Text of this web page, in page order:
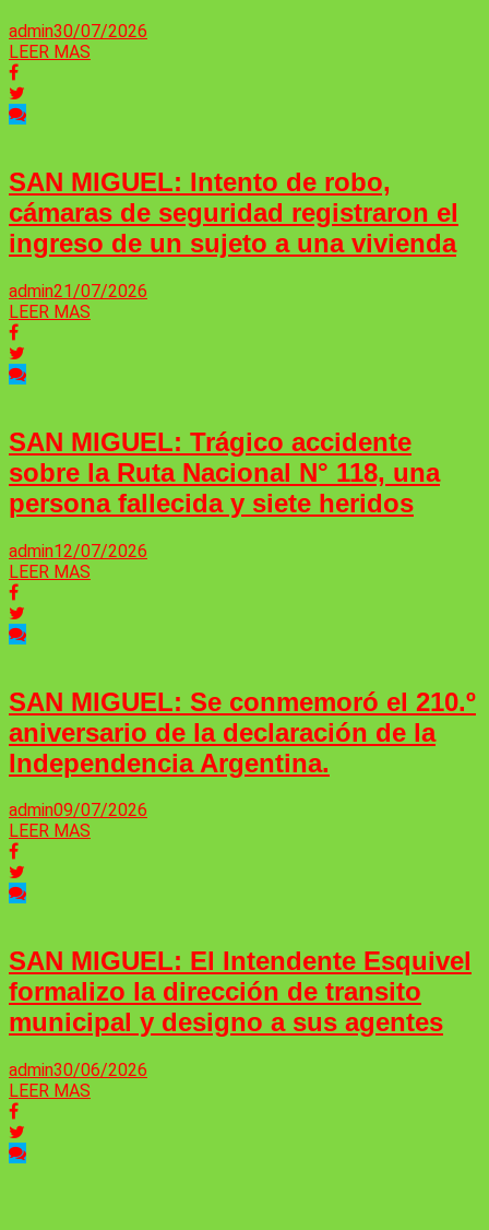
admin30/07/2026
LEER MAS
SAN MIGUEL: Intento de robo,
cámaras de seguridad registraron el
ingreso de un sujeto a una vivienda
admin21/07/2026
LEER MAS
SAN MIGUEL: Trágico accidente
sobre la Ruta Nacional N° 118, una
persona fallecida y siete heridos
admin12/07/2026
LEER MAS
SAN MIGUEL: Se conmemoró el 210.º
aniversario de la declaración de la
Independencia Argentina.
admin09/07/2026
LEER MAS
SAN MIGUEL: El Intendente Esquivel
formalizo la dirección de transito
municipal y designo a sus agentes
admin30/06/2026
LEER MAS